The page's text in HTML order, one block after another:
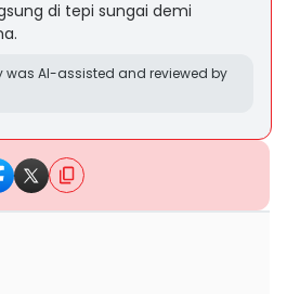
di tepi sungai demi
was AI-assisted and reviewed by